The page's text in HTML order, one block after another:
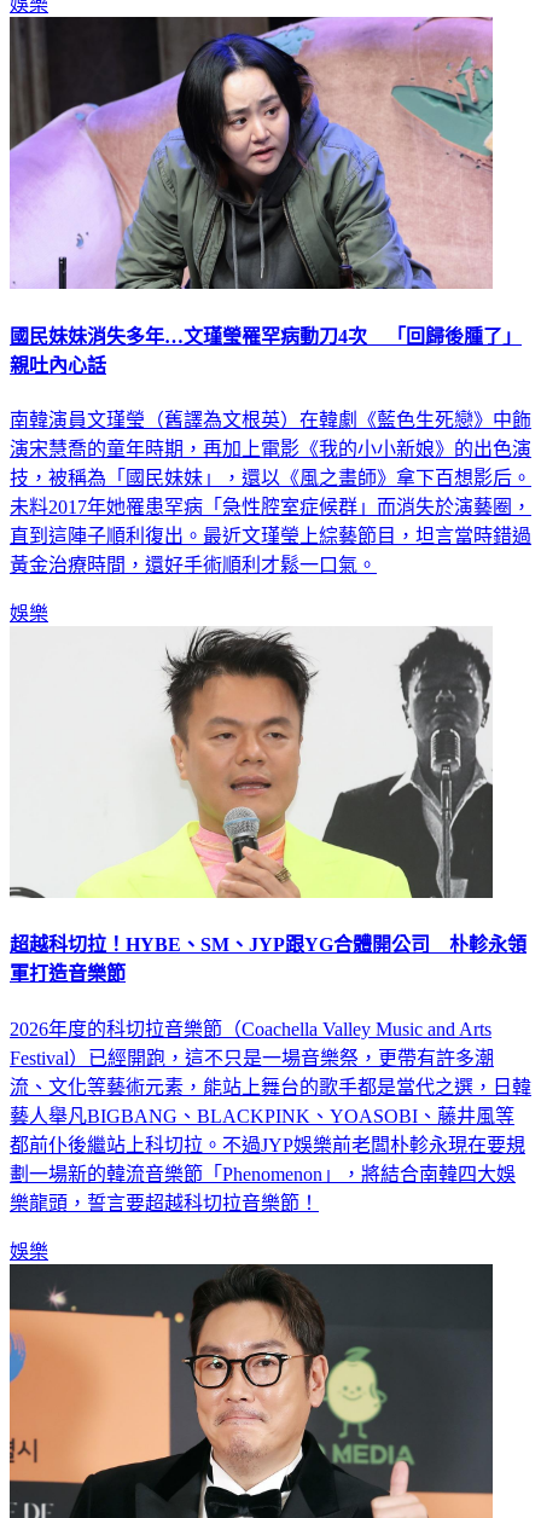
娛樂
國民妹妹消失多年…文瑾瑩罹罕病動刀4次 「回歸後腫了」
親吐內心話
南韓演員文瑾瑩（舊譯為文根英）在韓劇《藍色生死戀》中飾
演宋慧喬的童年時期，再加上電影《我的小小新娘》的出色演
技，被稱為「國民妹妹」，還以《風之畫師》拿下百想影后。
未料2017年她罹患罕病「急性腔室症候群」而消失於演藝圈，
直到這陣子順利復出。最近文瑾瑩上綜藝節目，坦言當時錯過
黃金治療時間，還好手術順利才鬆一口氣。
娛樂
超越科切拉！HYBE、SM、JYP跟YG合體開公司 朴軫永領
軍打造音樂節
2026年度的科切拉音樂節（Coachella Valley Music and Arts
Festival）已經開跑，這不只是一場音樂祭，更帶有許多潮
流、文化等藝術元素，能站上舞台的歌手都是當代之選，日韓
藝人舉凡BIGBANG、BLACKPINK、YOASOBI、藤井風等
都前仆後繼站上科切拉。不過JYP娛樂前老闆朴軫永現在要規
劃一場新的韓流音樂節「Phenomenon」，將結合南韓四大娛
樂龍頭，誓言要超越科切拉音樂節！
娛樂